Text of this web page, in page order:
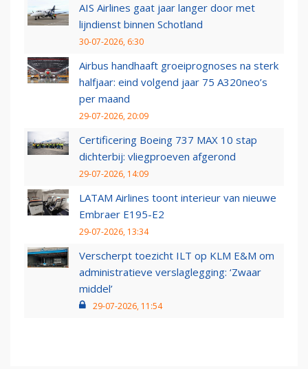
AIS Airlines gaat jaar langer door met
lijndienst binnen Schotland
30-07-2026, 6:30
Airbus handhaaft groeiprognoses na sterk
halfjaar: eind volgend jaar 75 A320neo’s
per maand
29-07-2026, 20:09
Certificering Boeing 737 MAX 10 stap
dichterbij: vliegproeven afgerond
29-07-2026, 14:09
LATAM Airlines toont interieur van nieuwe
Embraer E195-E2
29-07-2026, 13:34
Verscherpt toezicht ILT op KLM E&M om
administratieve verslaglegging: ‘Zwaar
middel’
29-07-2026, 11:54